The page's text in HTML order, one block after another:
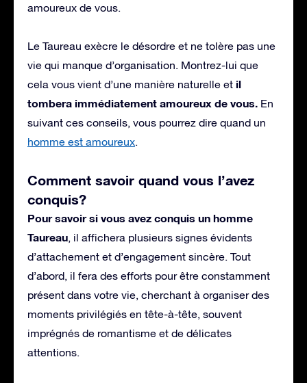
amoureux de vous.
Le Taureau exècre le désordre et ne tolère pas une
vie qui manque d’organisation. Montrez-lui que
cela vous vient d’une manière naturelle et il
tombera immédiatement amoureux de vous. En
suivant ces conseils, vous pourrez dire quand un
homme est amoureux.
Comment savoir quand vous l’avez
conquis?
Pour savoir si vous avez conquis un homme
Taureau, il affichera plusieurs signes évidents
d’attachement et d’engagement sincère. Tout
d’abord, il fera des efforts pour être constamment
présent dans votre vie, cherchant à organiser des
moments privilégiés en tête-à-tête, souvent
imprégnés de romantisme et de délicates
attentions.